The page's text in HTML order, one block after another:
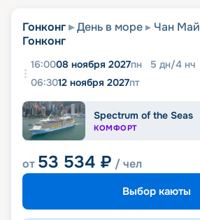
Гонконг День в море Чан Май
Гонконг
16:0008 ноября 2027пн 5 дн/4 нч
06:3012 ноября 2027пт
Spectrum of the Seas
КОМФОРТ
от 53 534 ₽ / чел
Выбор каюты